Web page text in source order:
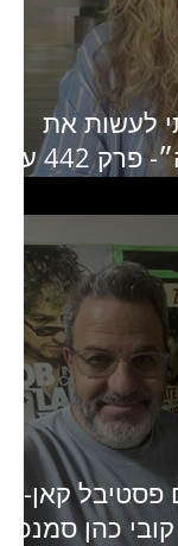
לעשות את
המיקרו דרמה״- פרק 442 עם
פסטיבל קאן-
עם קובי כהן